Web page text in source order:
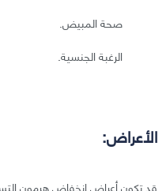
صحة المبيض.
الرغبة الجنسية.
الأعراض:
قد تكون أعراض انخفاض هرمون